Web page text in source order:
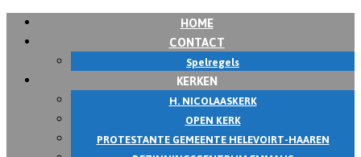
HOME
CONTACT
Spelregels
KERKEN
H. NICOLAASKERK
OPEN KERK
PROTESTANTE GEMEENTE HELEVOIRT-HAAREN